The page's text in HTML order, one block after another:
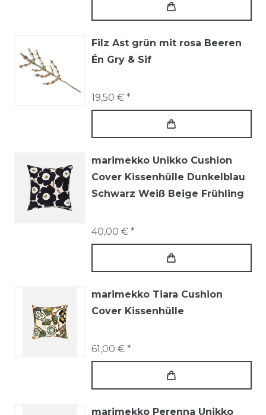
Filz Ast grün mit rosa Beeren
Én Gry & Sif
19,50 € *
marimekko Unikko Cushion
Cover Kissenhülle Dunkelblau
Schwarz Weiß Beige Frühling
40,00 € *
marimekko Tiara Cushion
Cover Kissenhülle
61,00 € *
marimekko Perenna Unikko